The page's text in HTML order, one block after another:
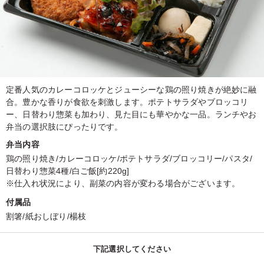
定番人気のカレーコロッケとジューシーな鶏の照り焼きが絶妙に融
合。豊かな香りが食欲を刺激します。ポテトサラダやブロッコリ
ー、日替わり惣菜も加わり、見た目にも華やかな一品。ランチやお
弁当の選択肢にぴったりです。
弁当内容
鶏の照り焼き/カレーコロッケ/ポテトサラダ/ブロッコリー/パスタ/
日替わり惣菜4種/白ご飯[約220g]
※仕入れ状況により、副菜の内容が変わる場合がございます。
付属品
割箸/紙おしぼり/楊枝
下記選択してください